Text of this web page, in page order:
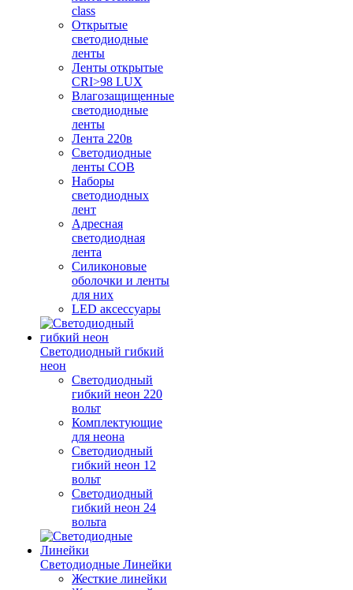
class
Открытые
светодиодные
ленты
Ленты открытые
CRI>98 LUX
Влагозащищенные
светодиодные
ленты
Лента 220в
Светодиодные
ленты COB
Наборы
светодиодных
лент
Адресная
светодиодная
лента
Силиконовые
оболочки и ленты
для них
LED аксессуары
Светодиодный гибкий
неон
Светодиодный
гибкий неон 220
вольт
Комплектующие
для неона
Светодиодный
гибкий неон 12
вольт
Светодиодный
гибкий неон 24
вольта
Светодиодные Линейки
Жесткие линейки